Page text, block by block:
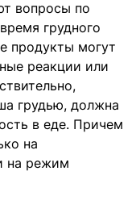
вопросы по
грудного
продукты могут
реакции или
грудью, должна
в еде. Причем
на
на режим